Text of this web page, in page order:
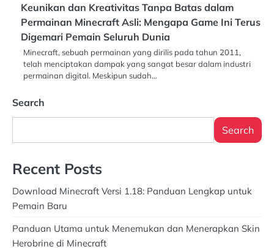
Keunikan dan Kreativitas Tanpa Batas dalam
Permainan Minecraft Asli: Mengapa Game Ini Terus
Digemari Pemain Seluruh Dunia
Minecraft, sebuah permainan yang dirilis pada tahun 2011,
telah menciptakan dampak yang sangat besar dalam industri
permainan digital. Meskipun sudah…
Search
Search
Recent Posts
Download Minecraft Versi 1.18: Panduan Lengkap untuk
Pemain Baru
Panduan Utama untuk Menemukan dan Menerapkan Skin
Herobrine di Minecraft